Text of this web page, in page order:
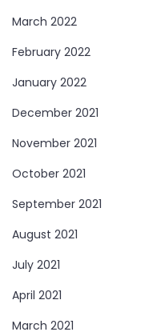
March 2022
February 2022
January 2022
December 2021
November 2021
October 2021
September 2021
August 2021
July 2021
April 2021
March 2021